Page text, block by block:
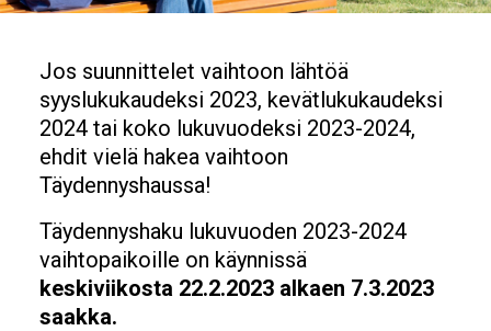
Jos suunnittelet vaihtoon lähtöä
syyslukukaudeksi 2023, kevätlukukaudeksi
2024 tai koko lukuvuodeksi 2023-2024,
ehdit vielä hakea vaihtoon
Täydennyshaussa!
Täydennyshaku lukuvuoden 2023-2024
vaihtopaikoille on käynnissä
keskiviikosta 22.2.2023 alkaen 7.3.2023
saakka.